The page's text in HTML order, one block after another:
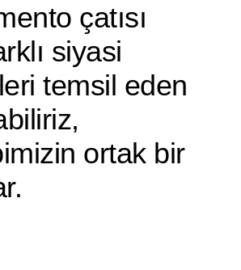
çatısı
siyasi
temsil eden
ortak bir